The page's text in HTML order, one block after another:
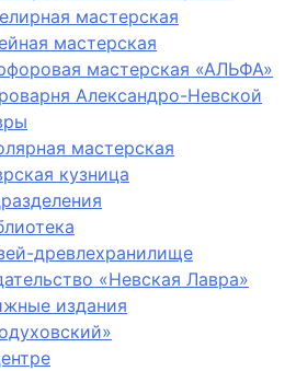
мастерская
мастерская
мастерская «АЛЬФА»
Александро-Невской
мастерская
кузница
древлехранилище
«Невская Лавра»
издания